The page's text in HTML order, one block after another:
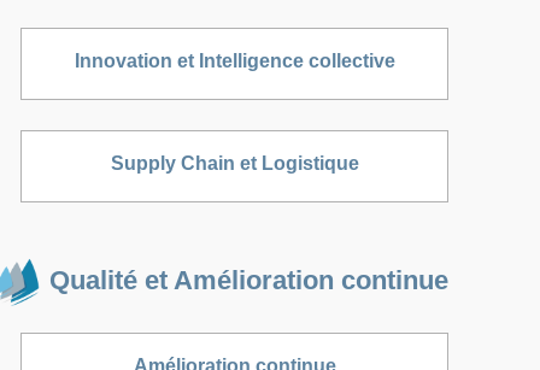
Innovation et Intelligence collective
Supply Chain et Logistique
Qualité et Amélioration continue